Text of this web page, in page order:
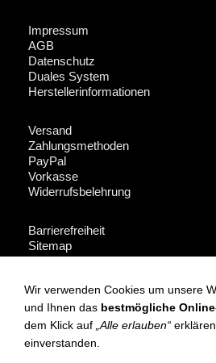
Impressum
AGB
Datenschutz
Duales System
Herstellerinformationen
Versand
Zahlungsmethoden
PayPal
Vorkasse
Widerrufsbelehrung
Barrierefreiheit
Sitemap
Fakeshop-Finder
Instagram
Wir verwenden Cookies um unsere
und Ihnen das bestmögliche
dem Klick auf „Alle erlauben“
einverstanden.